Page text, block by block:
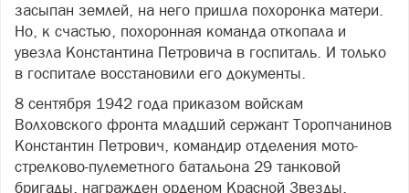
засыпан землей, на него пришла похоронка матери.
Но, к счастью, похоронная команда откопала и
увезла Константина Петровича в госпиталь. И только
в госпитале восстановили его документы.
8 сентября 1942 года приказом войскам
Волховского фронта младший сержант Торопчанинов
Константин Петрович, командир отделения мото-
стрелково-пулеметного батальона 29 танковой
бригады, награжден орденом Красной Звезды.